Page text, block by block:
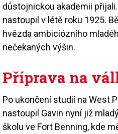
důstojnickou akademii
nastoupil v létě roku 1925.
hvězda ambiciózního
nečekaných výšin.
Příprava na
Po ukončení studií na West
nastoupil Gavin nyní již
školu ve Fort Benning, kde